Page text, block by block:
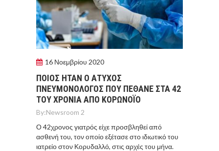
16 Νοεμβρίου 2020
ΠΟΙΟΣ HΤΑΝ Ο AΤΥΧΟΣ
ΠΝΕΥΜΟΝΟΛOΓΟΣ ΠΟΥ ΠEΘΑΝΕ ΣΤΑ 42
ΤΟΥ ΧΡOΝΙΑ ΑΠΟ ΚΟΡΩΝΟΪO
By:Newsroom 2
Ο 42χρονος γιατρός είχε προσβληθεί από
ασθενή του, τον οποίο εξέτασε στο ιδιωτικό του
ιατρείο στον Κορυδαλλό, στις αρχές του μήνα.